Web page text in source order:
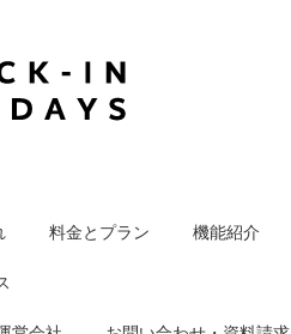
料金とプラン 機能紹介